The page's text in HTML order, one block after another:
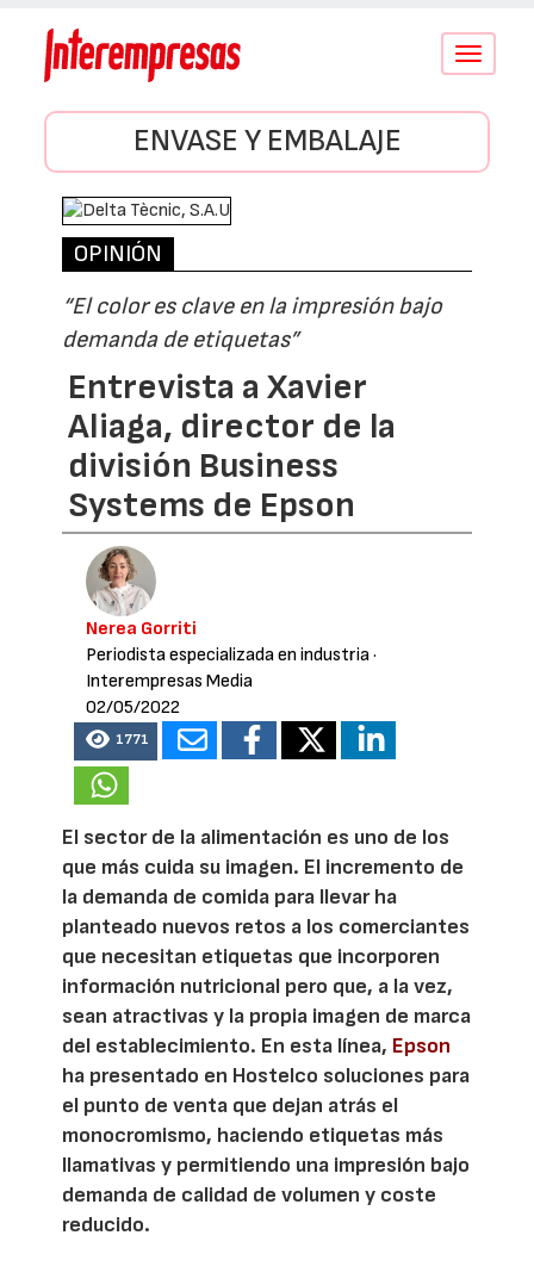
Conmutar
ENVASE Y EMBALAJE
OPINIÓN
“El color es clave en la impresión bajo
demanda de etiquetas”
Entrevista a Xavier
Aliaga, director de la
división Business
Systems de Epson
Nerea Gorriti
Periodista especializada en industria·
Interempresas Media
02/05/2022
1771
El sector de la alimentación es uno de los
que más cuida su imagen. El incremento de
la demanda de comida para llevar ha
planteado nuevos retos a los comerciantes
que necesitan etiquetas que incorporen
información nutricional pero que, a la vez,
sean atractivas y la propia imagen de marca
del establecimiento. En esta línea, Epson
ha presentado en Hostelco soluciones para
el punto de venta que dejan atrás el
monocromismo, haciendo etiquetas más
llamativas y permitiendo una impresión bajo
demanda de calidad de volumen y coste
reducido.